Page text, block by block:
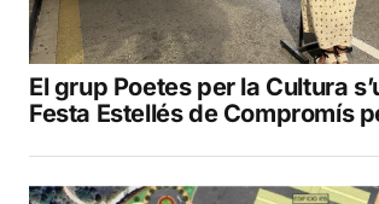
El grup Poetes per la Cultura
Festa Estellés de Compromís